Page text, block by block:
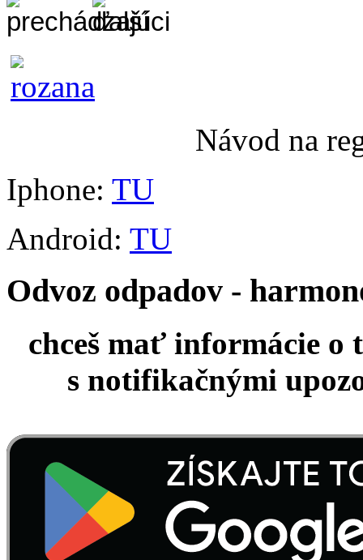
Návod na
Iphone: TU
Android: TU
Odvoz odpadov -
chceš mať informácie o
s notifikačnými